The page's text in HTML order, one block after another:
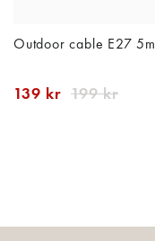
Outdoor cable E27 5m
139 kr 199 kr